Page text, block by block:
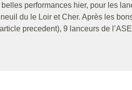
performances hier, pour les
du le Loir et Cher. Après les
precedent), 9 lanceurs de